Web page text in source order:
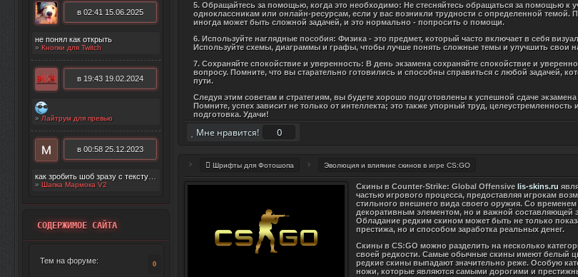
в 02:41 15.06.2025
не понял как открыть
» Кнопки для Twitch
в 19:43 19.02.2024
» Лайтрум для превью
в 00:58 25.12.2023
» Шапка Мармока V2
СОДЕРЖИМОЕ САЙТА
Тем на форуме: 0
5. Обращайтесь за помощью, когда это необходимо: Не стесняйтесь обращаться за помощью к
одноклассникам или онлайн-ресурсам, если у вас возникли трудности с определенной темой.
иногда может быть сложной задачей, и это нормально - попросить о помощи.
6. Используйте наглядные пособия: Физика - это предмет, который часто включает в себя
Используйте схемы, диаграммы и графы, чтобы лучше понять сложные темы и улучшить свои
7. Сохраняйте спокойствие и уверенность: В день экзамена сохраняйте спокойствие и
вопросу. Помните, что вы старательно готовились и способны справиться с любой задачей,
пути.
Следуя этим советам и стратегиям, вы будете хорошо подготовлены к успешной сдаче
Помните, успех зависит не только от интеллекта; это также упорный труд,
подготовка. Удачи!
Мне нравится! 0
Шрифты для Фотошопа Эволюция и влияние скинов в игре CS:GO
Скины в Counter-Strike: Global Offensivelis-skins.ru
частью игрового процесса, предоставляя игрокам
стильного внешнего вида своего оружия. Со
декоративным элементом, но и важной составляющей
Обладание редким скином может быть не только
престижа, но и способом заработка реальных денег.
Скины в CS:GO можно разделить на несколько
своей редкости. Самые обычные скины имеют белый
редкие скины выпадают значительно реже. Особую
ножи, которые являются самыми дорогими и